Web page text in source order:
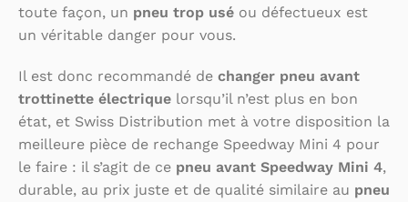
toute façon, un pneu trop usé ou défectueux est
un véritable danger pour vous.
Il est donc recommandé de changer pneu avant
trottinette électrique lorsqu’il n’est plus en bon
état, et Swiss Distribution met à votre disposition la
meilleure pièce de rechange Speedway Mini 4 pour
le faire : il s’agit de ce pneu avant Speedway Mini 4,
durable, au prix juste et de qualité similaire au pneu